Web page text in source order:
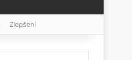
Zlepšení